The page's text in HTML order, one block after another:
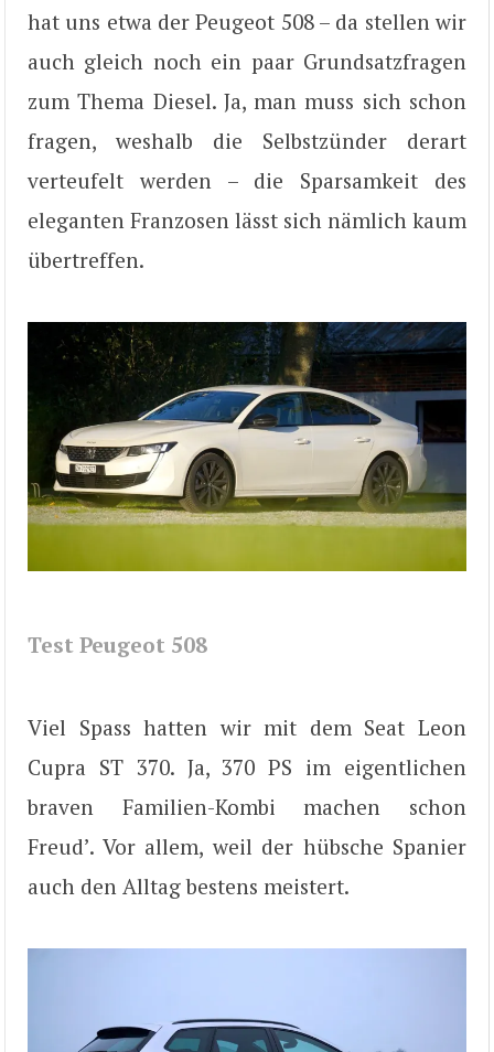
hat uns etwa der Peugeot 508 – da stellen wir
auch gleich noch ein paar Grundsatzfragen
zum Thema Diesel. Ja, man muss sich schon
fragen, weshalb die Selbstzünder derart
verteufelt werden – die Sparsamkeit des
eleganten Franzosen lässt sich nämlich kaum
übertreffen.
Test Peugeot 508
Viel Spass hatten wir mit dem Seat Leon
Cupra ST 370. Ja, 370 PS im eigentlichen
braven Familien-Kombi machen schon
Freud’. Vor allem, weil der hübsche Spanier
auch den Alltag bestens meistert.